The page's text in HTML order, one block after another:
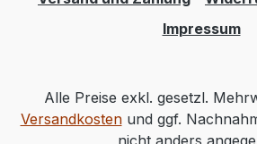
Impressum
Alle Preise exkl. gesetzl.
Versandkostenund ggf.